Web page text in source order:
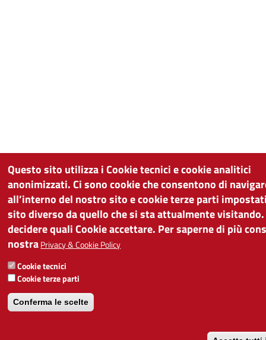
Questo sito utilizza i Cookie tecnici e cookie analitici
anonimizzati. Ci sono cookie che consentono di
all’interno del nostro sito e cookie terze parti
sito diverso da quello che si sta attualmente
decidere quali Cookie accettare. Per saperne di più
nostraPrivacy & Cookie Policy
Cookie tecnici
Cookie terze parti
Conferma le scelte